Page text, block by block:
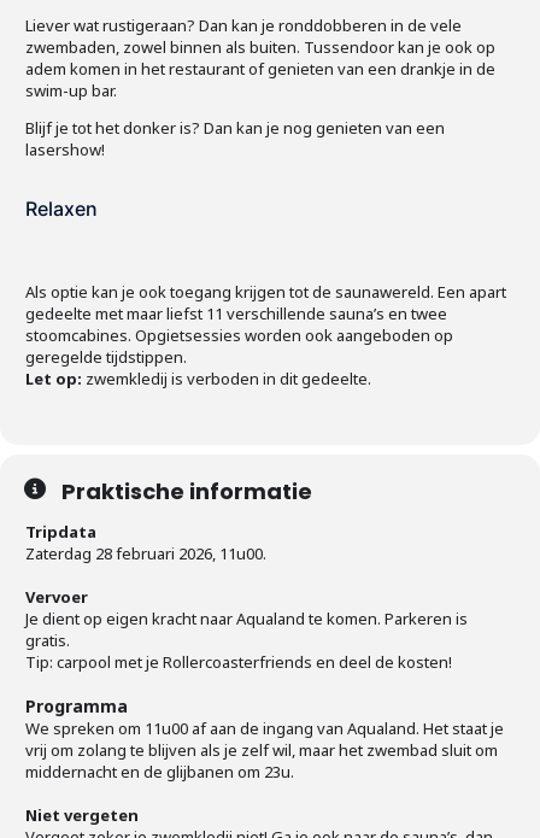
Liever wat rustigeraan? Dan kan je ronddobberen in de vele
zwembaden, zowel binnen als buiten. Tussendoor kan je ook op
adem komen in het restaurant of genieten van een drankje in de
swim-up bar.
Blijf je tot het donker is? Dan kan je nog genieten van een
lasershow!
Relaxen
Als optie kan je ook toegang krijgen tot de saunawereld. Een apart
gedeelte met maar liefst 11 verschillende sauna’s en twee
stoomcabines. Opgietsessies worden ook aangeboden op
geregelde tijdstippen.
Let op: zwemkledij is verboden in dit gedeelte.
Praktische informatie
Tripdata
Zaterdag 28 februari 2026, 11u00.
Vervoer
Je dient op eigen kracht naar Aqualand te komen. Parkeren is
gratis.
Tip: carpool met je Rollercoasterfriends en deel de kosten!
Programma
We spreken om 11u00 af aan de ingang van Aqualand. Het staat je
vrij om zolang te blijven als je zelf wil, maar het zwembad sluit om
middernacht en de glijbanen om 23u.
Niet vergeten